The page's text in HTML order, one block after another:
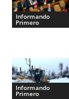
Informando
Primero
Informando
Primero